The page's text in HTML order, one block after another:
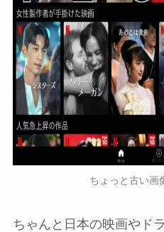
ちょっと古い画
ちゃんと日本の映画やド